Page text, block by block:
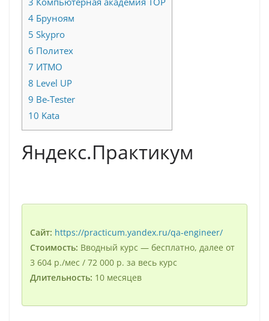
4 Бруноям
5 Skypro
6 Политех
7 ИТМО
8 Level UP
9 Be-Tester
10 Kata
Яндекс.Практикум
Сайт: https://practicum.yandex.ru/qa-engineer/
Стоимость: Вводный курс — бесплатно, далее от
3 604 р./мес / 72 000 р. за весь курс
Длительность: 10 месяцев